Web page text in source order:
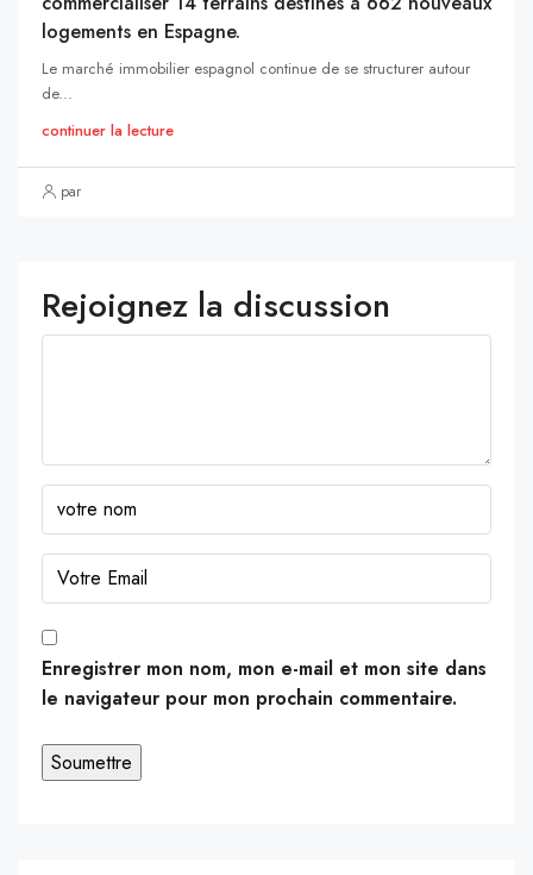
logements en Espagne.
Le marché immobilier espagnol continue de se structurer autour
de...
continuer la lecture
par
Rejoignez la discussion
Enregistrer mon nom, mon e-mail et mon site dans
le navigateur pour mon prochain commentaire.